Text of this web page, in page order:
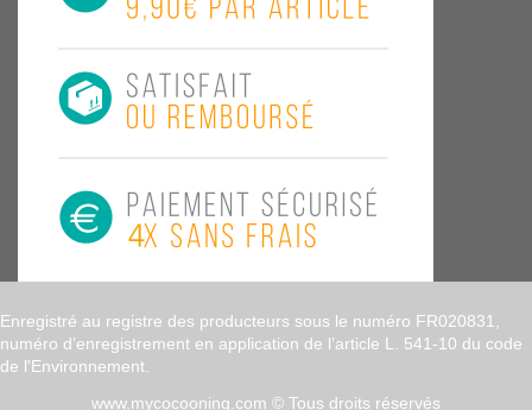
Enregistré au registre des producteurs sous le numéro FR020831,
numéro d’enregistrement en application de l’article L. 541-10 du code
de l'Environnement.
www.mycocooning.com © Tous droits réservés